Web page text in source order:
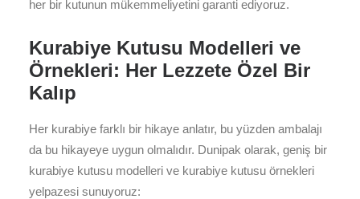
her bir kutunun mükemmeliyetini garanti ediyoruz.
Kurabiye Kutusu Modelleri ve
Örnekleri: Her Lezzete Özel Bir
Kalıp
Her kurabiye farklı bir hikaye anlatır, bu yüzden ambalajı
da bu hikayeye uygun olmalıdır. Dunipak olarak, geniş bir
kurabiye kutusu modelleri ve kurabiye kutusu örnekleri
yelpazesi sunuyoruz: